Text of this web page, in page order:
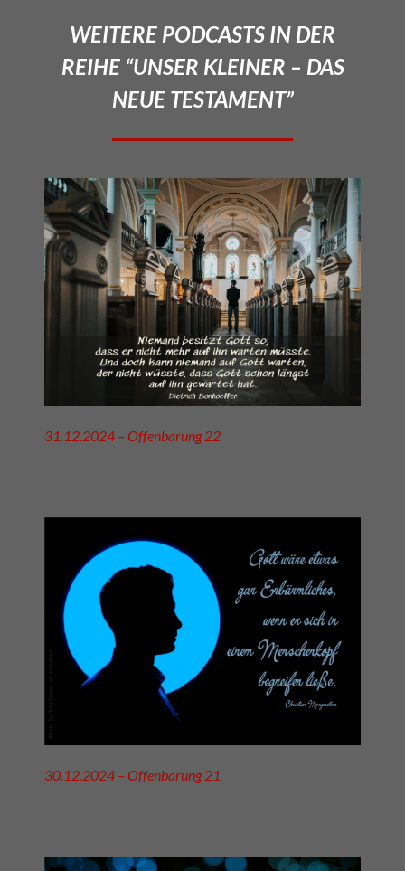
WEITERE PODCASTS IN DER
REIHE “UNSER KLEINER – DAS
NEUE TESTAMENT”
31.12.2024 – Offenbarung 22
30.12.2024 – Offenbarung 21